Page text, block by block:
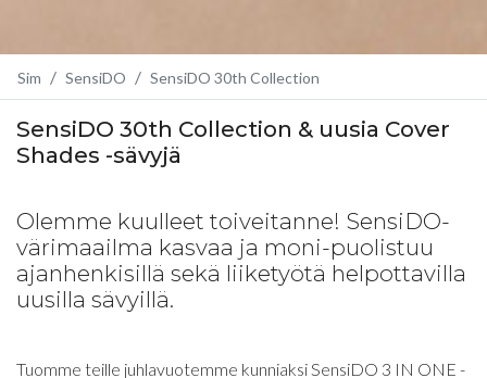
Sim SensiDO SensiDO 30th Collection
SensiDO 30th Collection & uusia Cover
Shades -sävyjä
Olemme kuulleet toiveitanne! SensiDO-
värimaailma kasvaa ja moni-puolistuu
ajanhenkisillä sekä liiketyötä helpottavilla
uusilla sävyillä.
Tuomme teille juhlavuotemme kunniaksi SensiDO 3 IN ONE -